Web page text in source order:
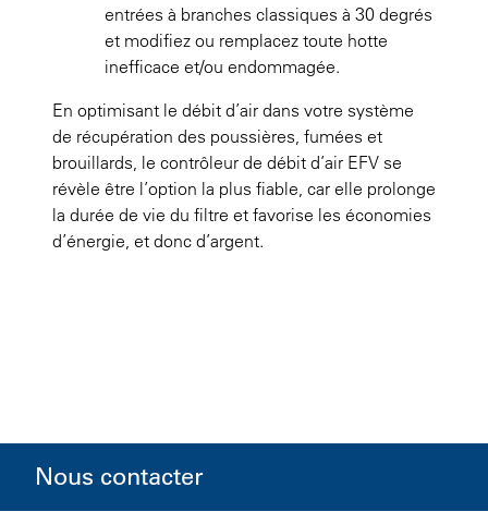
entrées à branches classiques à 30 degrés
et modifiez ou remplacez toute hotte
inefficace et/ou endommagée.
En optimisant le débit d’air dans votre système
de récupération des poussières, fumées et
brouillards, le contrôleur de débit d’air EFV se
révèle être l’option la plus fiable, car elle prolonge
la durée de vie du filtre et favorise les économies
d’énergie, et donc d’argent.
Nous contacter